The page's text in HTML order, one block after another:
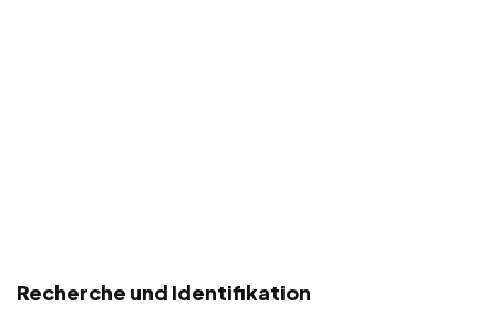
Recherche und Identifikation